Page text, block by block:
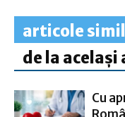
articole
de la același
Cu